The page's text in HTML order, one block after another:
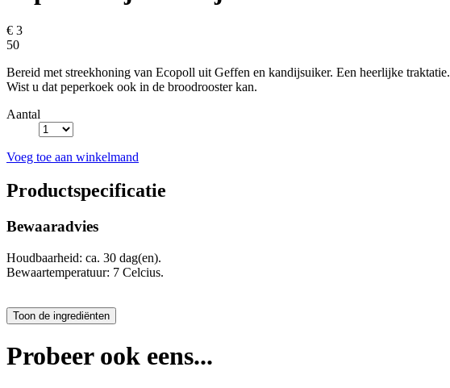
€ 3
50
Bereid met streekhoning van Ecopoll uit Geffen en kandijsuiker. Een heerlijke traktatie.
Wist u dat peperkoek ook in de broodrooster kan.
Aantal
Voeg toe aan winkelmand
Productspecificatie
Bewaaradvies
Houdbaarheid: ca. 30 dag(en).
Bewaartemperatuur: 7 Celcius.
Probeer ook eens...